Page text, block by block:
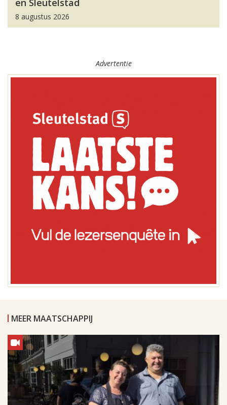
en Sleutelstad
8 augustus 2026
Advertentie
MEER MAATSCHAPPIJ